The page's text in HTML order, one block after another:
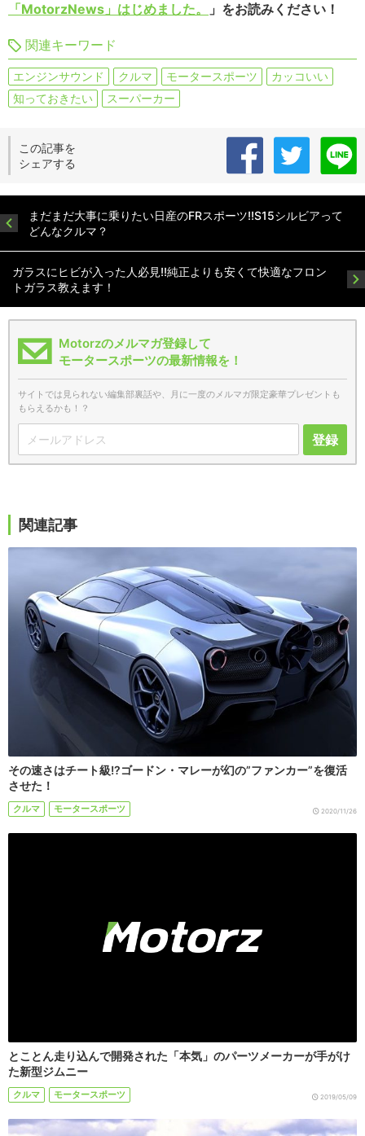
「MotorzNews」はじめました。
」をお読みください！
関連キーワード
エンジンサウンド クルマ モータースポーツ
カッコいい
知っておきたい
スーパーカー
この記事を
シェアする
まだまだ大事に乗りたい日産のFRスポーツ!!S15シルビアって
どんなクルマ？
ガラスにヒビが入った人必見!!純正よりも安くて快適なフロン
トガラス教えます！
Motorzのメルマガ登録して
モータースポーツの最新情報を！
サイトでは見られない編集部裏話や、月に一度のメルマガ限定豪華プレゼントも
もらえるかも！？
登録
関連記事
その速さはチート級!?ゴードン・マレーが幻の”ファンカー”を復活
させた！
クルマ モータースポーツ 2020/11/26
とことん走り込んで開発された「本気」のパーツメーカーが手がけ
た新型ジムニー
クルマ モータースポーツ 2019/05/09